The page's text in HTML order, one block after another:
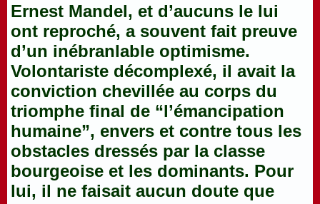
Ernest Mandel, et d’aucuns le lui
ont reproché, a souvent fait preuve
d’un inébranlable optimisme.
Volontariste décomplexé, il avait la
conviction chevillée au corps du
triomphe final de “l’émancipation
humaine”, envers et contre tous les
obstacles dressés par la classe
bourgeoise et les dominants. Pour
lui, il ne faisait aucun doute que